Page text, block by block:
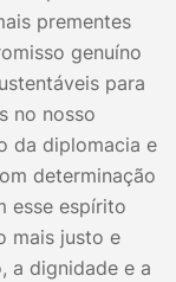
prementes
genuíno
para
no nosso
da diplomacia e
determinação
esse espírito
mais justo e
a dignidade e a